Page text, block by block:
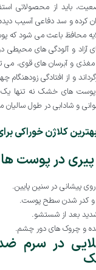
باید از محصولاتی
کرده و سد دفاعی آسیب
محافظ باعث می شود که
آزاد و آلودگی های محیطی
مغذی و آبرسان های قوی، می
و از افتادگی زودهنگام
پوست های خشک نه تنها یک
و شادابی در طول سالیان
کلاژن خوراکی
پیری در پوست
پیشانی در سنین پایین.
و کدر شدن سطح پوست.
بعد از شستشو.
و چروک های دور چشم.
در سرم